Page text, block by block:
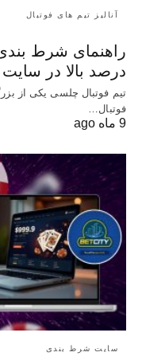
آنالیز تیم های فوتبال
راهنمای شرط
درصد بالا در سایت
تیم فوتبال چلسی یکی از
فوتبال…
9 ماه ago
سایت شرط بندی